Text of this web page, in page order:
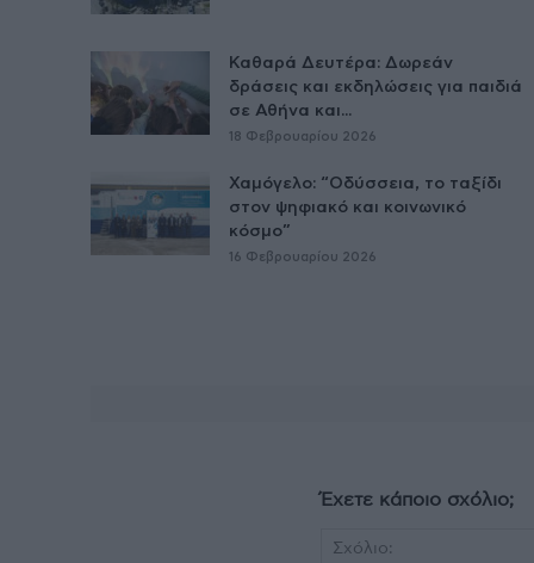
Καθαρά Δευτέρα: Δωρεάν
δράσεις και εκδηλώσεις για παιδιά
σε Αθήνα και...
18 Φεβρουαρίου 2026
Χαμόγελο: “Οδύσσεια, το ταξίδι
στον ψηφιακό και κοινωνικό
κόσμο”
16 Φεβρουαρίου 2026
Έχετε κάποιο σχόλιο;